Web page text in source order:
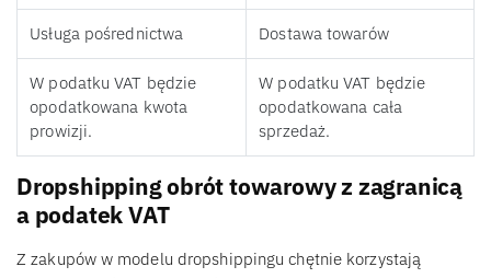
Usługa pośrednictwa Dostawa towarów
W podatku VAT będzie
opodatkowana kwota
prowizji.
W podatku VAT będzie
opodatkowana cała
sprzedaż.
Dropshipping obrót towarowy z zagranicą
a podatek VAT
Z zakupów w modelu dropshippingu chętnie korzystają